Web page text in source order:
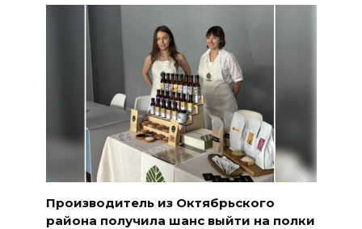
Производитель из Октябрьского
района получила шанс выйти на полки